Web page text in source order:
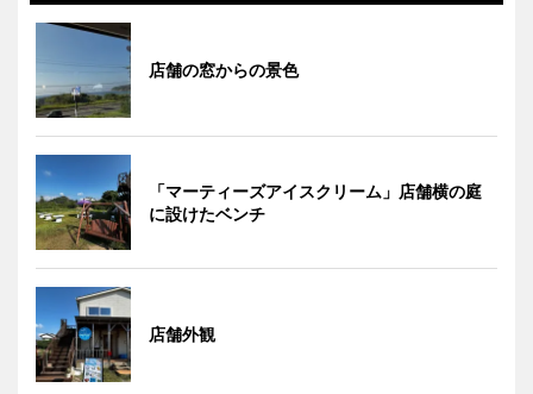
店舗の窓からの景色
「マーティーズアイスクリーム」店舗横の庭
に設けたベンチ
店舗外観